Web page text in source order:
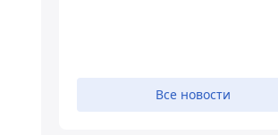
Все новости